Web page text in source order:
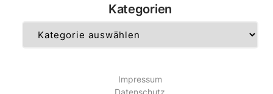
Kategorien
Impressum
Datenschutz